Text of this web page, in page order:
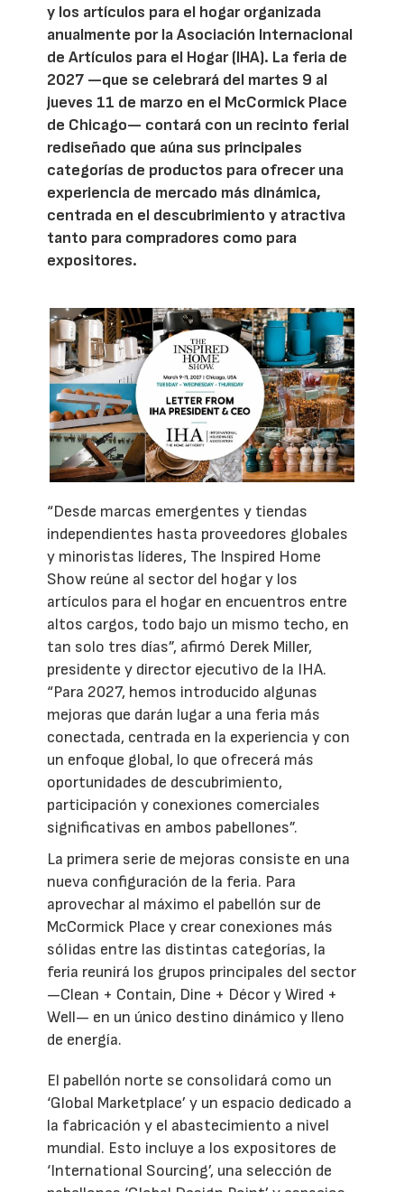
y los artículos para el hogar organizada
anualmente por la Asociación Internacional
de Artículos para el Hogar (IHA). La feria de
2027 —que se celebrará del martes 9 al
jueves 11 de marzo en el McCormick Place
de Chicago— contará con un recinto ferial
rediseñado que aúna sus principales
categorías de productos para ofrecer una
experiencia de mercado más dinámica,
centrada en el descubrimiento y atractiva
tanto para compradores como para
expositores.
“Desde marcas emergentes y tiendas
independientes hasta proveedores globales
y minoristas líderes, The Inspired Home
Show reúne al sector del hogar y los
artículos para el hogar en encuentros entre
altos cargos, todo bajo un mismo techo, en
tan solo tres días”, afirmó Derek Miller,
presidente y director ejecutivo de la IHA.
“Para 2027, hemos introducido algunas
mejoras que darán lugar a una feria más
conectada, centrada en la experiencia y con
un enfoque global, lo que ofrecerá más
oportunidades de descubrimiento,
participación y conexiones comerciales
significativas en ambos pabellones”.
La primera serie de mejoras consiste en una
nueva configuración de la feria. Para
aprovechar al máximo el pabellón sur de
McCormick Place y crear conexiones más
sólidas entre las distintas categorías, la
feria reunirá los grupos principales del sector
—Clean + Contain, Dine + Décor y Wired +
Well— en un único destino dinámico y lleno
de energía.
El pabellón norte se consolidará como un
‘Global Marketplace’ y un espacio dedicado a
la fabricación y el abastecimiento a nivel
mundial. Esto incluye a los expositores de
‘International Sourcing’, una selección de